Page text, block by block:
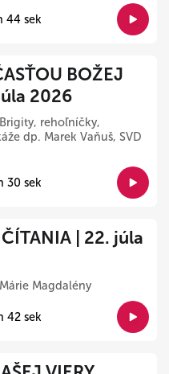
44 sek
BOŽEJ
2026
rehoľníčky,
dp. Marek Vaňuš, SVD
30 sek
| 22. júla
Magdalény
42 sek